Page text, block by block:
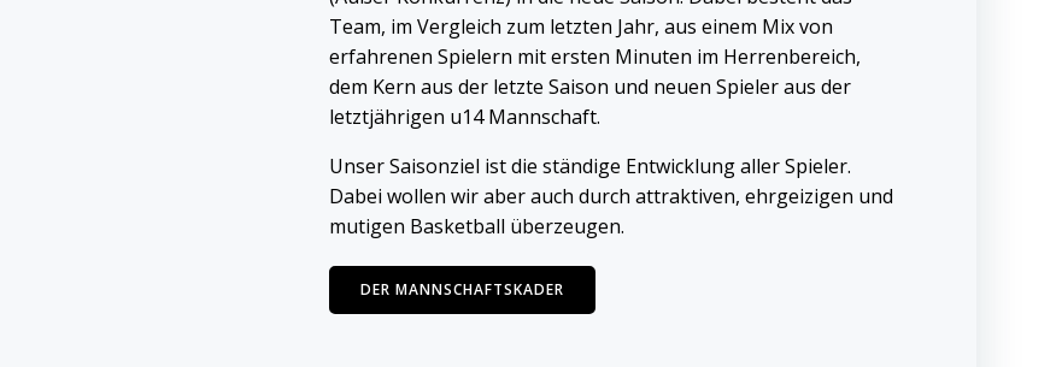
Team, im Vergleich zum letzten Jahr, aus einem Mix von
erfahrenen Spielern mit ersten Minuten im Herrenbereich,
dem Kern aus der letzte Saison und neuen Spieler aus der
letztjährigen u14 Mannschaft.
Unser Saisonziel ist die ständige Entwicklung aller Spieler.
Dabei wollen wir aber auch durch attraktiven, ehrgeizigen und
mutigen Basketball überzeugen.
DER MANNSCHAFTSKADER